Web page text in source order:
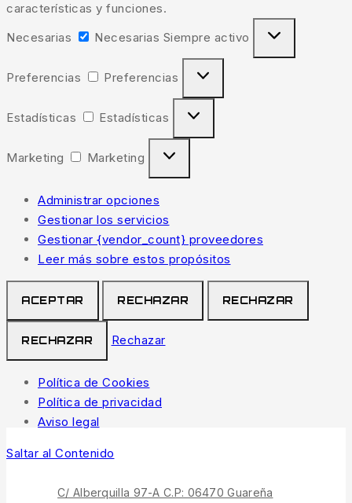
características y funciones.
Necesarias
Necesarias Siempre activo
Preferencias Preferencias
Estadísticas Estadísticas
Marketing Marketing
Administrar opciones
Gestionar los servicios
Gestionar {vendor_count} proveedores
Leer más sobre estos propósitos
ACEPTAR RECHAZAR RECHAZAR
RECHAZAR Rechazar
Política de Cookies
Política de privacidad
Aviso legal
Saltar al Contenido
C/ Alberquilla 97-A C.P: 06470 Guareña